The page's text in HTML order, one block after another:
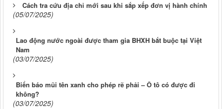
Cách tra cứu địa chỉ mới sau khi sắp xếp đơn vị hành chính
(05/07/2025)
Lao động nước ngoài được tham gia BHXH bắt buộc tại Việt
Nam
(03/07/2025)
Biển báo mũi tên xanh cho phép rẽ phải – Ô tô có được đi
không?
(03/07/2025)